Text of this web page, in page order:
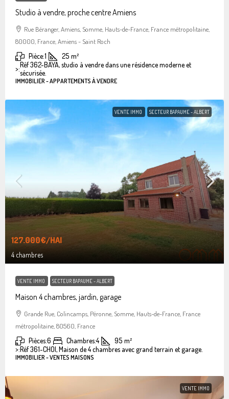
Studio à vendre, proche centre Amiens
Rue Béranger, Amiens, Somme, Hauts-de-France, France métropolitaine,
80000, France, Amiens - Saint Roch
Pièce:1 25 m²
>:Réf 362-BAYA, studio à vendre dans une résidence moderne et
sécurisée.
IMMOBILIER - APPARTEMENTS À VENDRE
VENTE IMMO SECTEUR BAPAUME - ALBERT
127.000€/HAI
4 chambres
VENTE IMMO SECTEUR BAPAUME - ALBERT
Maison 4 chambres, jardin, garage
Grande Rue, Colincamps, Péronne, Somme, Hauts-de-France, France
métropolitaine, 80560, France
Pièces:6 Chambres:4 95 m²
>:Réf 361-CHOI, Maison de 4 chambres avec grand terrain et garage.
IMMOBILIER - VENTES MAISONS
VENTE IMMO